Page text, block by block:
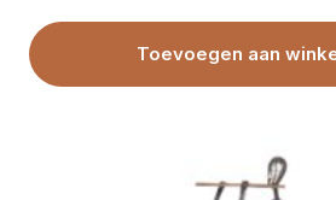
Toevoegen aan